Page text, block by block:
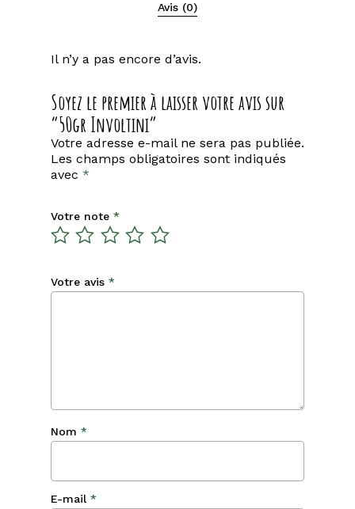
Avis (0)
Il n’y a pas encore d’avis.
Soyez le premier à laisser votre avis sur
“50gr Involtini”
Votre adresse e-mail ne sera pas publiée.
Les champs obligatoires sont indiqués
avec *
Votre note *
Votre avis *
Nom *
E-mail *